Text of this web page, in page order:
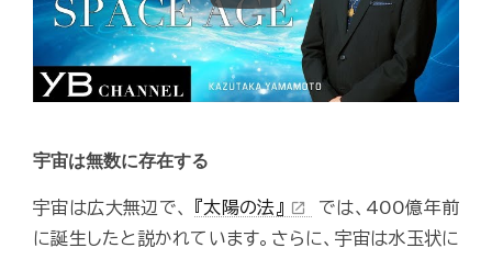
宇宙は無数に存在する
宇宙は広大無辺で、 『太陽の法』 open_in_new
では、400億年前
に誕生したと説かれています。さらに、宇宙は水玉状に